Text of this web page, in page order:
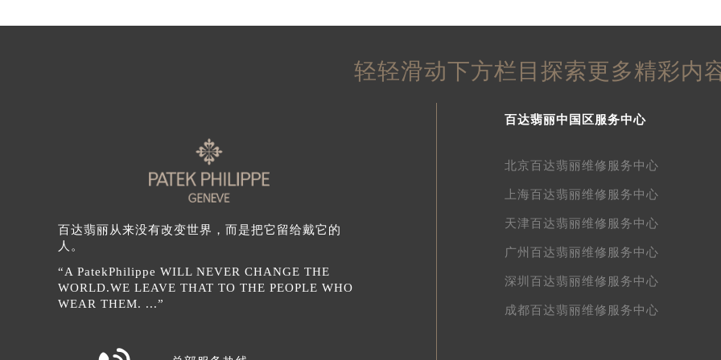
辽宁省沈阳市沈河区中街路137号亨得利名表维修授权店1楼百达翡丽售后服务中心（需提前预约）
北京市朝阳区建国门外大街甲6号华熙国际中心D座11层1102室百达翡丽售后服务中心（北京总部）
河北省保定市竞秀区朝阳北大街北国先天下百达翡丽售后服务中心（需提前预约）
内蒙古自治区阿拉善盟市左旗土尔扈特大街百达翡丽售后服务中心（需提前预约）
内蒙古自治区巴彦淖尔市临河区新华街百达翡丽售后服务中心（需提前预约）
内蒙古自治区包头市青山区幸福路甲3号王府井百货名表维修百达翡丽售后服务中心（需提前预约）
内蒙古自治区赤峰市红山区哈达街百达翡丽售后服务中心（需提前预约）
内蒙古自治区鄂尔多斯市东胜区伊金霍洛街百达翡丽售后服务中心（需提前预约）
内蒙古自治区呼伦贝尔市海拉尔区中央街百达翡丽售后服务中心（需提前预约）
内蒙古自治区通辽市科尔沁区明仁大街百达翡丽售后服务中心（需提前预约）
内蒙古自治区乌海市海勃湾区人民南路百达翡丽售后服务中心（需提前预约）
内蒙古自治区乌兰察布市集宁区恩和大街百达翡丽售后服务中心（需提前预约）
轻轻滑动下方栏目探索更多精彩内
百达翡丽从来没有改变世界，而是把它留给戴它的
人。
“A PatekPhilippe WILL NEVER CHANGE THE
WORLD.WE LEAVE THAT TO THE PEOPLE WHO
WEAR THEM. ...”
百达翡丽中国区服务中心
北京百达翡丽维修服务中心
上海百达翡丽维修服务中心
天津百达翡丽维修服务中心
广州百达翡丽维修服务中心
深圳百达翡丽维修服务中心
成都百达翡丽维修服务中心